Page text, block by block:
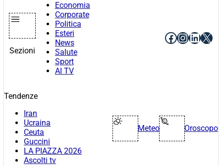
Sezioni
Economia
Corporate
Politica
Esteri
News
Salute
Sport
AI TV
Facebook
X
Tendenze
Iran
Ucraina
Ceuta
Guccini
LA PIAZZA 2026
Ascolti tv
Meteo Oroscopo